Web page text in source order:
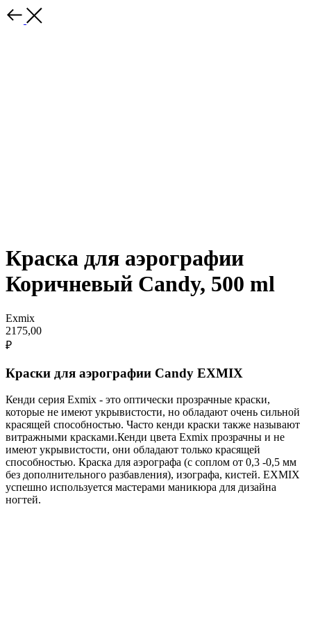
Краска для аэрографии
Коричневый Candy, 500 ml
Exmix
2175,00
₽
Краски для аэрографии Candy EXMIX
Кенди серия Exmix - это оптически прозрачные краски,
которые не имеют укрывистости, но обладают очень сильной
красящей способностью. Часто кенди краски также называют
витражными красками.Кенди цвета Exmix прозрачны и не
имеют укрывистости, они обладают только красящей
способностью. Краска для аэрографа (с соплом от 0,3 -0,5 мм
без дополнительного разбавления), изографа, кистей. EXMIX
успешно используется мастерами маникюра для дизайна
ногтей.